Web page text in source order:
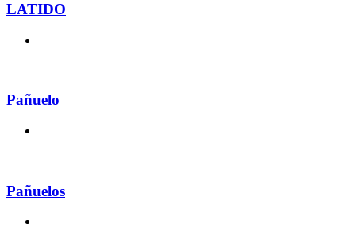
LATIDO
Pañuelo
Pañuelos